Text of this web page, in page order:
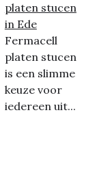
platen stucen
in Ede
Fermacell
platen stucen
is een slimme
keuze voor
iedereen uit...